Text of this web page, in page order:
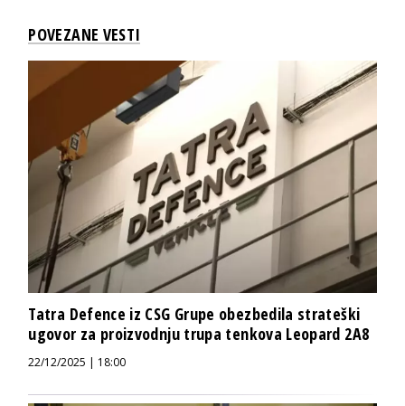
POVEZANE VESTI
Tatra Defence iz CSG Grupe obezbedila strateški
ugovor za proizvodnju trupa tenkova Leopard 2A8
22/12/2025 | 18:00